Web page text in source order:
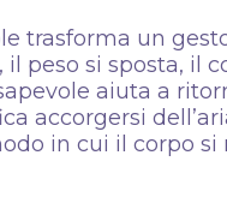
trasforma un
peso si sposta, il
aiuta a
accorgersi
in cui il corpo